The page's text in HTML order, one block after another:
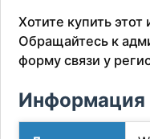
Хотите купить
Обращайтесь к
форму связи у
Информация